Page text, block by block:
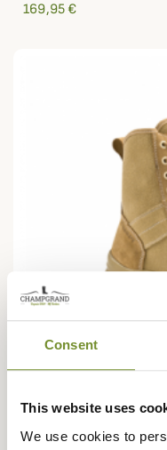
Consent
This website uses
We use cookies to
169,95 €
CRISPI